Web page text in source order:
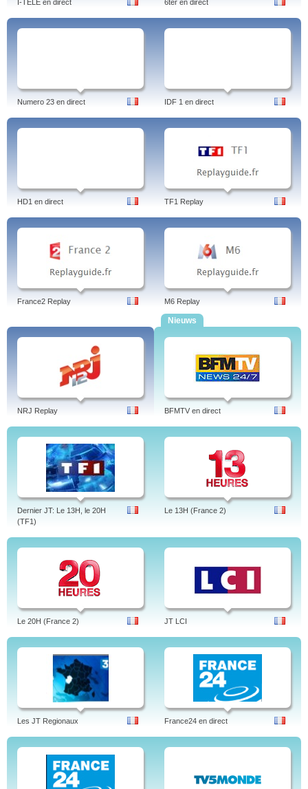
I-TELE en direct 6ter en direct
Numero 23 en direct IDF 1 en direct
HD1 en direct TF1 Replay
France2 Replay M6 Replay
NRJ Replay
Nieuws
BFMTV en direct
Dernier JT: Le 13H, le 20H
(TF1)
Le 13H (France 2)
Le 20H (France 2) JT LCI
Les JT Regionaux France24 en direct